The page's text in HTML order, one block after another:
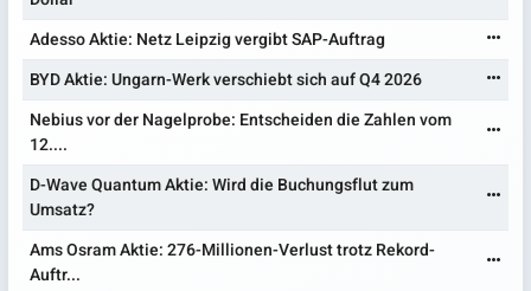
Adesso Aktie: Netz Leipzig vergibt SAP-Auftrag
BYD Aktie: Ungarn-Werk verschiebt sich auf Q4 2026
Nebius vor der Nagelprobe: Entscheiden die Zahlen vom
12....
D-Wave Quantum Aktie: Wird die Buchungsflut zum
Umsatz?
Ams Osram Aktie: 276-Millionen-Verlust trotz Rekord-
Auftr...